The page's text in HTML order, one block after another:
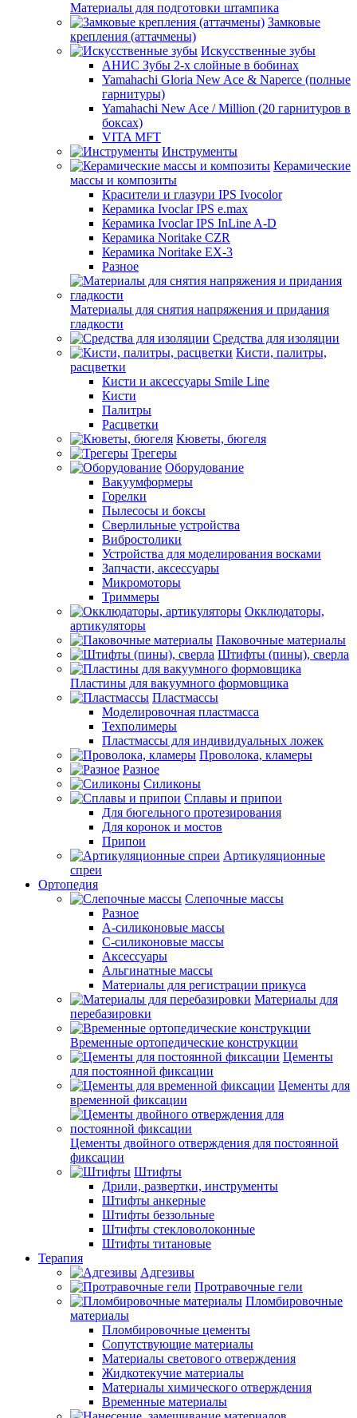
Материалы для подготовки штампика
Замковые
крепления (аттачмены)
Искусственные зубы
АНИС Зубы 2-х слойные в бобинах
Yamahachi Gloria New Ace & Naperce (полные
гарнитуры)
Yamahachi New Ace / Million (20 гарнитуров в
боксах)
VITA MFT
Инструменты
Керамические
массы и композиты
Красители и глазури IPS Ivocolor
Керамика Ivoclar IPS e.max
Керамика Ivoclar IPS InLine A-D
Керамика Noritake CZR
Керамика Noritake EX-3
Разное
Материалы для снятия напряжения и придания
гладкости
Средства для изоляции
Кисти, палитры,
расцветки
Кисти и аксессуары Smile Line
Кисти
Палитры
Расцветки
Кюветы, бюгеля
Трегеры
Оборудование
Вакуумформеры
Горелки
Пылесосы и боксы
Сверлильные устройства
Вибростолики
Устройства для моделирования восками
Запчасти, аксессуары
Микромоторы
Триммеры
Окклюдаторы,
артикуляторы
Паковочные материалы
Штифты (пины), сверла
Пластины для вакуумного формовщика
Пластмассы
Моделировочная пластмасса
Техполимеры
Пластмассы для индивидуальных ложек
Проволока, кламеры
Разное
Силиконы
Сплавы и припои
Для бюгельного протезирования
Для коронок и мостов
Припои
Артикуляционные
спреи
Ортопедия
Слепочные массы
Разное
А-силиконовые массы
С-силиконовые массы
Аксессуары
Альгинатные массы
Материалы для регистрации прикуса
Материалы для
перебазировки
Временные ортопедические конструкции
Цементы
для постоянной фиксации
Цементы для
временной фиксации
Цементы двойного отверждения для постоянной
фиксации
Штифты
Дрили, развертки, инструменты
Штифты анкерные
Штифты беззольные
Штифты стекловолоконные
Штифты титановые
Терапия
Адгезивы
Протравочные гели
Пломбировочные
материалы
Пломбировочные цементы
Сопутствующие материалы
Материалы светового отверждения
Жидкотекучие материалы
Материалы химического отверждения
Временные материалы